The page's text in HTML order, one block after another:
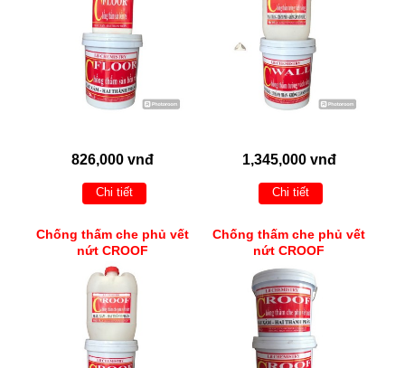
826,000 vnđ
Chi tiết
1,345,000 vnđ
Chi tiết
Chống thấm che phủ vết
nứt CROOF
Chống thấm che phủ vết
nứt CROOF